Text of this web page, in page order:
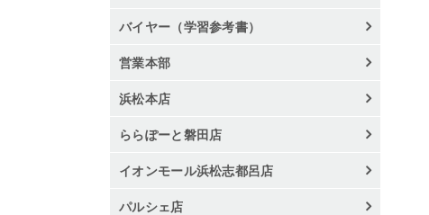
バイヤー（学習参考書）
営業本部
浜松本店
ららぽーと磐田店
イオンモール浜松志都呂店
パルシェ店